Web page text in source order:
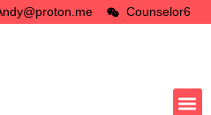
Counselor6